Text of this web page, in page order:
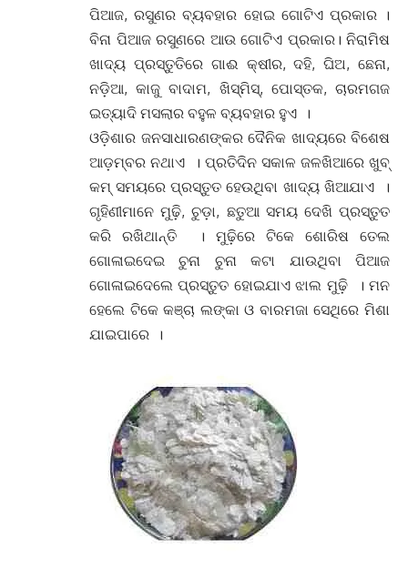
ପିଆଜ, ରସୁଣର ବ୍ୟବହାର ହୋଇ ଗୋଟିଏ ପ୍ରକାର ।
ବିନା ପିଆଜ ରସୁଣରେ ଆଉ ଗୋଟିଏ ପ୍ରକାର। ନିରାମିଷ
ଖାଦ୍ୟ ପ୍ରସ୍ତୁତିରେ ଗାଈ କ୍ଷୀର, ଦହି, ଘିଅ, ଛେନା,
ନଡ଼ିଆ, କାଜୁ ବାଦାମ, ଖିସ୍ମିସ୍, ପୋସ୍ତକ, ଚାରମଗଜ
ଇତ୍ୟାଦି ମସଲାର ବହୁଳ ବ୍ୟବହାର ହୁଏ ।
ଓଡ଼ିଶାର ଜନସାଧାରଣଙ୍କର ଦୈନିକ ଖାଦ୍ୟରେ ବିଶେଷ
ଆଡ଼ମ୍ବର ନଥାଏ । ପ୍ରତିଦିନ ସକାଳ ଜଳଖିଆରେ ଖୁବ୍
କମ୍ ସମୟରେ ପ୍ରସ୍ତୁତ ହେଉଥିବା ଖାଦ୍ୟ ଖିଆଯାଏ ।
ଗୃହିଣୀମାନେ ମୁଢ଼ି, ଚୁଡ଼ା, ଛତୁଆ ସମୟ ଦେଖି ପ୍ରସ୍ତୁତ
କରି ରଖିଥାନ୍ତି । ମୁଢ଼ିରେ ଟିକେ ଶୋରିଷ ତେଲ
ଗୋଳାଇଦେଇ ଚୁନା ଚୁନା କଟା ଯାଉଥିବା ପିଆଜ
ଗୋଳାଇଦେଲେ ପ୍ରସ୍ତୁତ ହୋଇଯାଏ ଝାଲ ମୁଢ଼ି । ମନ
ହେଲେ ଟିକେ କଞ୍ଚା ଲଙ୍କା ଓ ବାରମଜା ସେଥିରେ ମିଶା
ଯାଇପାରେ ।